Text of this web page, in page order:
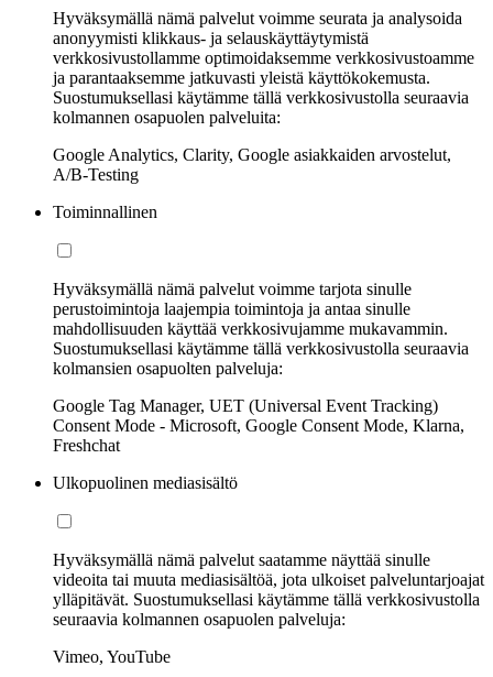
Hyväksymällä nämä palvelut voimme seurata ja analysoida
anonyymisti klikkaus- ja selauskäyttäytymistä
verkkosivustollamme optimoidaksemme verkkosivustoamme
ja parantaaksemme jatkuvasti yleistä käyttökokemusta.
Suostumuksellasi käytämme tällä verkkosivustolla seuraavia
kolmannen osapuolen palveluita:
Google Analytics, Clarity, Google asiakkaiden arvostelut,
A/B-Testing
Toiminnallinen
Hyväksymällä nämä palvelut voimme tarjota sinulle
perustoimintoja laajempia toimintoja ja antaa sinulle
mahdollisuuden käyttää verkkosivujamme mukavammin.
Suostumuksellasi käytämme tällä verkkosivustolla seuraavia
kolmansien osapuolten palveluja:
Google Tag Manager, UET (Universal Event Tracking)
Consent Mode - Microsoft, Google Consent Mode, Klarna,
Freshchat
Ulkopuolinen mediasisältö
Hyväksymällä nämä palvelut saatamme näyttää sinulle
videoita tai muuta mediasisältöä, jota ulkoiset palveluntarjoajat
ylläpitävät. Suostumuksellasi käytämme tällä verkkosivustolla
seuraavia kolmannen osapuolen palveluja:
Vimeo, YouTube